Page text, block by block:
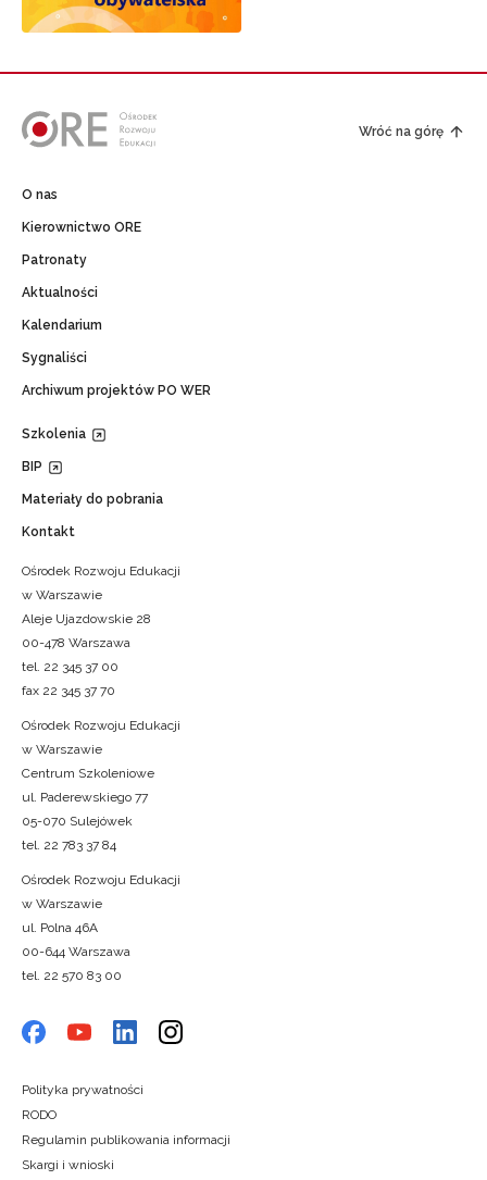
Wróć na górę
O nas
Kierownictwo ORE
Patronaty
Aktualności
Kalendarium
Sygnaliści
Archiwum projektów PO WER
Szkolenia
BIP
Materiały do pobrania
Kontakt
Ośrodek Rozwoju Edukacji
w Warszawie
Aleje Ujazdowskie 28
00-478 Warszawa
tel. 22 345 37 00
fax 22 345 37 70
Ośrodek Rozwoju Edukacji
w Warszawie
Centrum Szkoleniowe
ul. Paderewskiego 77
05-070 Sulejówek
tel. 22 783 37 84
Ośrodek Rozwoju Edukacji
w Warszawie
ul. Polna 46A
00-644 Warszawa
tel. 22 570 83 00
Polityka prywatności
RODO
Regulamin publikowania informacji
Skargi i wnioski